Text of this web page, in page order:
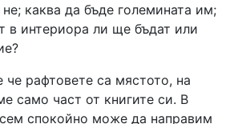
каква да бъде големината им;
в интериора ли ще бъдат или
че рафтовете са мястото, на
само част от книгите си. В
спокойно може да направим